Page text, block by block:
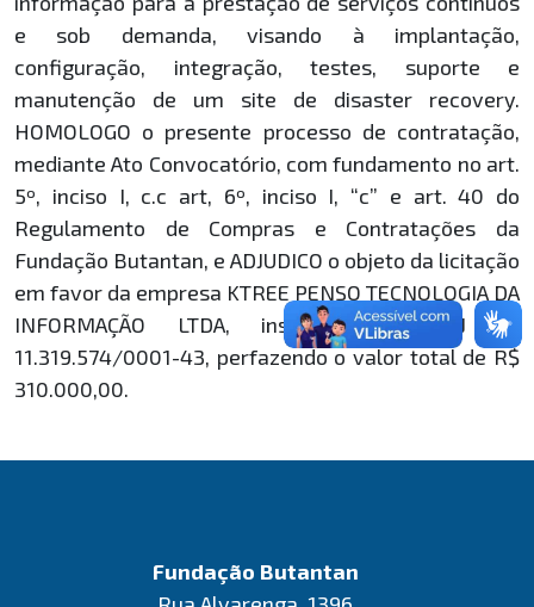
e sob demanda, visando à implantação,
configuração, integração, testes, suporte e
manutenção de um site de disaster recovery.
HOMOLOGO o presente processo de contratação,
mediante Ato Convocatório, com fundamento no art.
5º, inciso I, c.c art, 6º, inciso I, “c” e art. 40 do
Regulamento de Compras e Contratações da
Fundação Butantan, e ADJUDICO o objeto da licitação
em favor da empresa KTREE PENSO TECNOLOGIA DA
INFORMAÇÃO LTDA, inscrita no CNPJ nº
11.319.574/0001-43, perfazendo o valor total de R$
310.000,00.
Fundação Butantan